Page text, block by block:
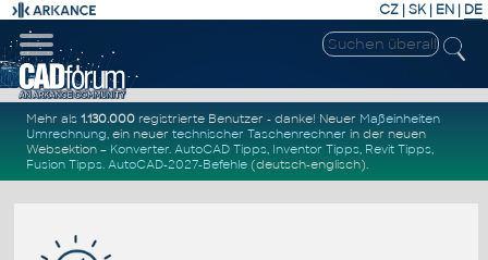
CZ | SK| EN | DE
Mehr als1.130.000 registrierte Benutzer - danke! Neuer Maßeinheiten
Umrechnung, ein neuertechnischer Taschenrechner in der neuen
Websektion – Konverter.AutoCAD Tipps, Inventor Tipps, Revit Tipps,
Fusion Tipps.AutoCAD-2027-Befehle (deutsch-englisch).